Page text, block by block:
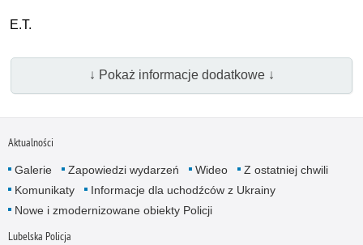
E.T.
↓ Pokaż informacje dodatkowe ↓
Aktualności
Galerie Zapowiedzi wydarzeń Wideo
Z ostatniej chwili
Komunikaty
Informacje dla uchodźców z Ukrainy
Nowe i zmodernizowane obiekty Policji
Lubelska Policja